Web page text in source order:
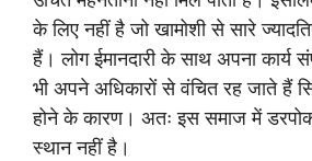
के लिए नहीं है जो खामोशी से सारे
हैं। लोग ईमानदारी के साथ अपना कार्य
भी अपने अधिकारों से वंचित रह जाते हैं
होने के कारण। अतः इस समाज में
स्थान नहीं है।